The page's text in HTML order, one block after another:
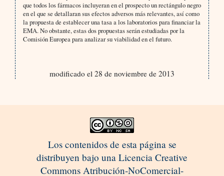
que todos los fármacos incluyeran en el prospecto un rectángulo negro
en el que se detallaran sus efectos adversos más relevantes, así como
la propuesta de establecer una tasa a los laboratorios para financiar la
EMA. No obstante, estas dos propuestas serán estudiadas por la
Comisión Europea para analizar su viabilidad en el futuro.
modificado el 28 de noviembre de 2013
Los contenidos de esta página se
distribuyen bajo una Licencia Creative
Commons Atribución-NoComercial-